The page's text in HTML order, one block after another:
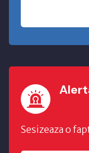
Sesizeaza o